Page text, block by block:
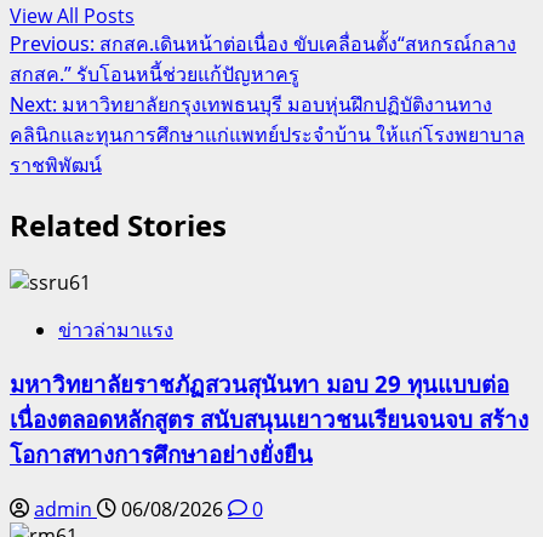
View All Posts
Post
navigation
Previous: สกสค.เดินหน้าต่อเนื่อง ขับเคลื่อนตั้ง“สหกรณ์กลาง
สกสค.” รับโอนหนี้ช่วยแก้ปัญหาครู
Next: มหาวิทยาลัยกรุงเทพธนบุรี มอบหุ่นฝึกปฏิบัติงานทาง
คลินิกและทุนการศึกษาแก่แพทย์ประจำบ้าน ให้แก่โรงพยาบาล
ราชพิพัฒน์
Related Stories
ข่าวล่ามาแรง
มหาวิทยาลัยราชภัฏสวนสุนันทา มอบ 29 ทุนแบบต่อ
เนื่องตลอดหลักสูตร สนับสนุนเยาวชนเรียนจนจบ สร้าง
โอกาสทางการศึกษาอย่างยั่งยืน
admin 06/08/2026 0